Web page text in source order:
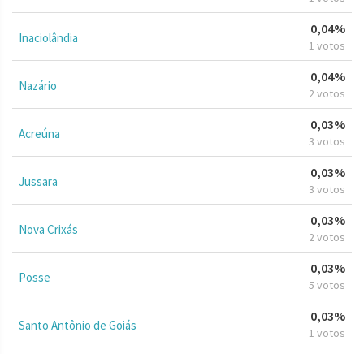
Inaciolândia
0,04%
1 votos
Nazário
0,04%
2 votos
Acreúna
0,03%
3 votos
Jussara
0,03%
3 votos
Nova Crixás
0,03%
2 votos
Posse
0,03%
5 votos
Santo Antônio de Goiás
0,03%
1 votos